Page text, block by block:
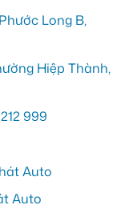
Long B,
Hiệp Thành,
999
Auto
Auto